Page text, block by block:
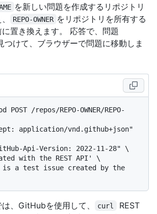
を新しい問題を作成するリポジトリ
REPO-OWNER をリポジトリを所有する
置き換えます。 応答で、問題
つけて、ブラウザーで問題に移動しま
/repos/REPO-OWNER/REPO-
application/vnd.github+json"
Api-Version: 2022-11-28" \
with the REST API' \
is a test issue created by the
、GitHubを使用して、 curl
REST